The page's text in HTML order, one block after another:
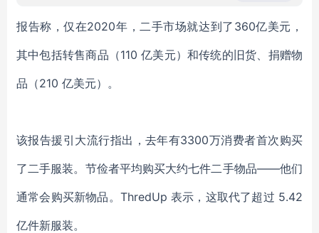
报告称，仅在2020年，二手市场就达到了360亿美元，
其中包括转售商品（110 亿美元）和传统的旧货、 捐赠物
品（210 亿美元）。
该报告援引大流行指出，去年有3300万消费者首次购买
了二手服装。节俭者平均购买大约七件二手物品——他们
通常会购买新物品。ThredUp 表示，这取代了超过 5.42
亿件新服装。